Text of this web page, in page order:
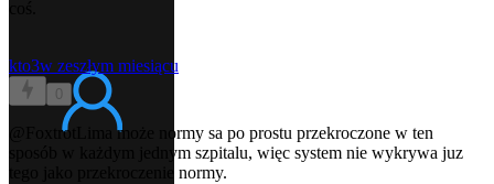
kto3w zeszłym miesiącu
0
@FoxtrotLima
może normy sa po prostu przekroczone w ten
sposób w każdym jednym szpitalu, więc system nie wykrywa juz
tego jako przekroczenie normy.